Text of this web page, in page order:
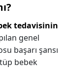
tedavisinin
genel
başarı şansı
bebek